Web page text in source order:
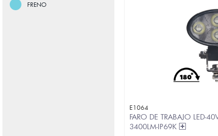
FRENO
E1064
FARO DE TRABAJO LED-
3400LM-IP69K